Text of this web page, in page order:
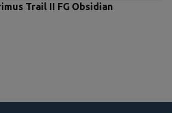
Trail II FG Obsidian